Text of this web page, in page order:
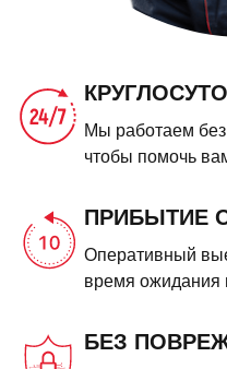
Мы работаем
чтобы помочь
ПРИБЫТИЕ
Оперативный
время ожидания
БЕЗ